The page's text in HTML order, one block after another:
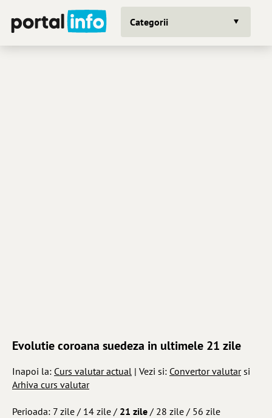
Categorii
Evolutie coroana suedeza in ultimele 21 zile
Inapoi la: Curs valutar actual | Vezi si: Convertor valutarsi
Arhiva curs valutar
Perioada: 7 zile / 14 zile / 21 zile / 28 zile / 56 zile